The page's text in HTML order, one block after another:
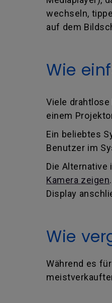
wechseln,
auf dem
Wie
Viele
einem
Ein beliebtes
Benutzer im
Die
Kamera zeigen
Display
Wie
Während es